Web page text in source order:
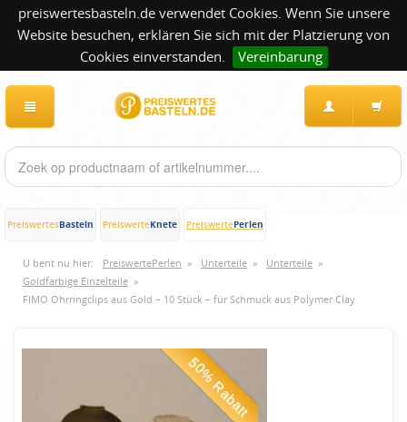
preiswertesbasteln.de verwendet Cookies. Wenn Sie unsere
Website besuchen, erklären Sie sich mit der Platzierung von
Cookies einverstanden.
Vereinbarung
PreiswertesBasteln PreiswerteKnete PreiswertePerlen
U bent nu hier: PreiswertePerlen » Unterteile » Unterteile »
Goldfarbige Einzelteile »
FIMO Ohrringclips aus Gold – 10 Stück – für Schmuck aus Polymer Clay
50% Rabatt